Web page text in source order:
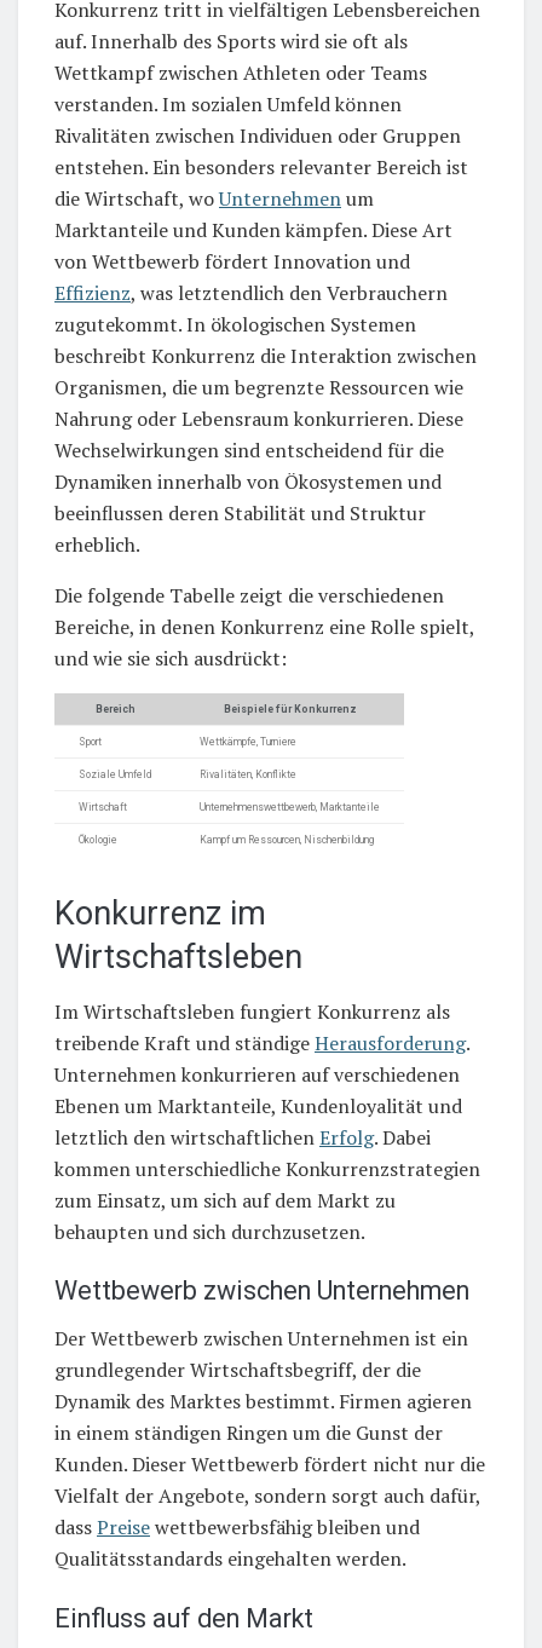
Konkurrenz tritt in vielfältigen Lebensbereichen
auf. Innerhalb des Sports wird sie oft als
Wettkampf zwischen Athleten oder Teams
verstanden. Im sozialen Umfeld können
Rivalitäten zwischen Individuen oder Gruppen
entstehen. Ein besonders relevanter Bereich ist
die Wirtschaft, woUnternehmenum
Marktanteile und Kunden kämpfen. Diese Art
von Wettbewerb fördert Innovation und
Effizienz, was letztendlich den Verbrauchern
zugutekommt. In ökologischen Systemen
beschreibt Konkurrenz die Interaktion zwischen
Organismen, die um begrenzte Ressourcen wie
Nahrung oder Lebensraum konkurrieren. Diese
Wechselwirkungen sind entscheidend für die
Dynamiken innerhalb von Ökosystemen und
beeinflussen deren Stabilität und Struktur
erheblich.
Die folgende Tabelle zeigt die verschiedenen
Bereiche, in denen Konkurrenz eine Rolle spielt,
und wie sie sich ausdrückt:
Bereich Beispiele für Konkurrenz
Sport Wettkämpfe, Turniere
Soziale Umfeld Rivalitäten, Konflikte
Wirtschaft Unternehmenswettbewerb, Marktanteile
Ökologie Kampf um Ressourcen, Nischenbildung
Konkurrenz im
Wirtschaftsleben
Im Wirtschaftsleben fungiert Konkurrenz als
treibende Kraft und ständigeHerausforderung.
Unternehmen konkurrieren auf verschiedenen
Ebenen um Marktanteile, Kundenloyalität und
letztlich den wirtschaftlichenErfolg. Dabei
kommen unterschiedliche Konkurrenzstrategien
zum Einsatz, um sich auf dem Markt zu
behaupten und sich durchzusetzen.
Wettbewerb zwischen Unternehmen
Der Wettbewerb zwischen Unternehmen ist ein
grundlegender Wirtschaftsbegriff, der die
Dynamik des Marktes bestimmt. Firmen agieren
in einem ständigen Ringen um die Gunst der
Kunden. Dieser Wettbewerb fördert nicht nur die
Vielfalt der Angebote, sondern sorgt auch dafür,
dassPreisewettbewerbsfähig bleiben und
Qualitätsstandards eingehalten werden.
Einfluss auf den Markt